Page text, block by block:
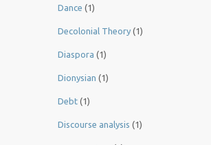
Dance (1)
Decolonial Theory (1)
Diaspora (1)
Dionysian (1)
Debt (1)
Discourse analysis (1)